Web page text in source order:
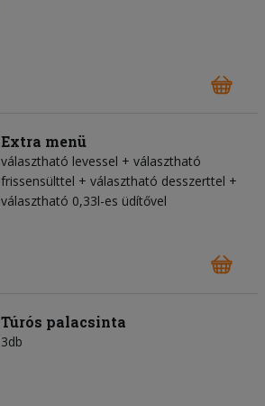
Extra menü
választható levessel + választható
frissensülttel + választható desszerttel +
választható 0,33l-es üdítővel
Túrós palacsinta
3db